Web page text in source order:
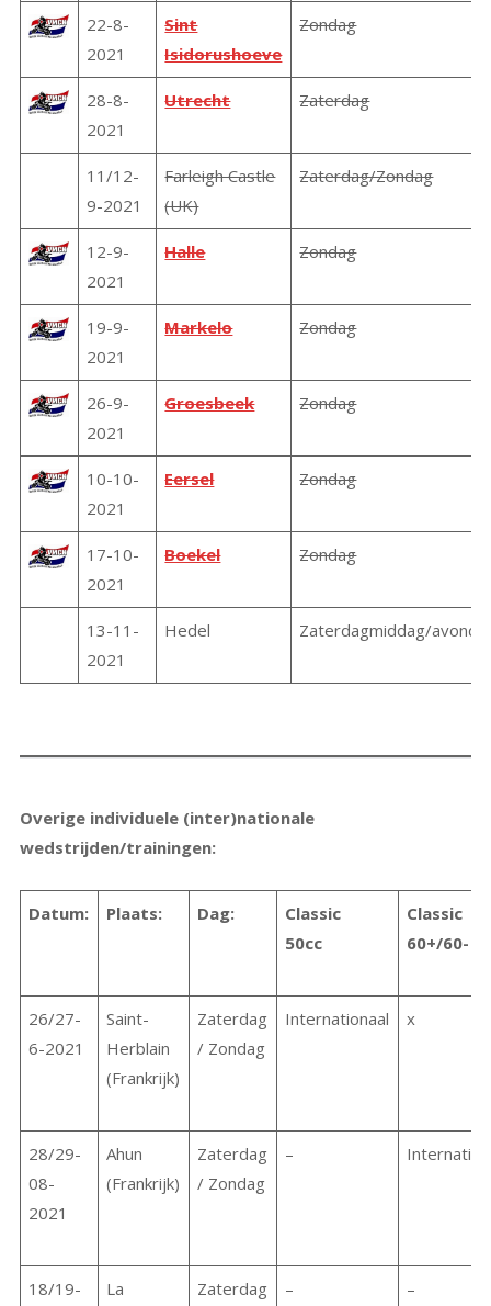
22-8-
2021
Sint
Isidorushoeve
Zondag
28-8-
2021
Utrecht Zaterdag
11/12-
9-2021
Farleigh Castle
(UK)
Zaterdag/Zondag
12-9-
2021
Halle Zondag
19-9-
2021
Markelo Zondag
26-9-
2021
Groesbeek Zondag
10-10-
2021
Eersel Zondag
17-10-
2021
Boekel Zondag
13-11-
2021
Hedel Zaterdagmiddag/avond
Overige individuele (inter)nationale
wedstrijden/trainingen:
Datum: Plaats: Dag:
Classic
50cc
Classic
60+/60-
26/27-
6-2021
Saint-
Herblain
(Frankrijk)
Zaterdag
/ Zondag
Internationaal x
28/29-
08-
2021
Ahun
(Frankrijk)
Zaterdag
/ Zondag
–
18/19-
La
Zaterdag
– –